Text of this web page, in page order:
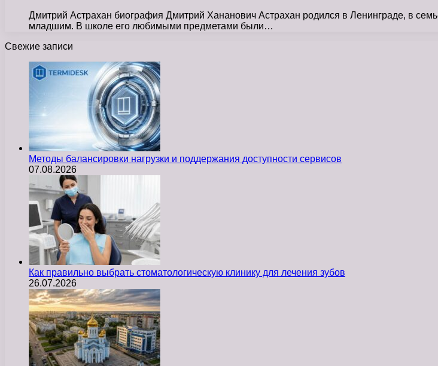
Дмитрий Астрахан биография Дмитрий Хананович Астрахан родился в Ленинграде, в
младшим. В школе его любимыми предметами были…
Свежие записи
Методы балансировки нагрузки и поддержания доступности сервисов
07.08.2026
Как правильно выбрать стоматологическую клинику для лечения зубов
26.07.2026